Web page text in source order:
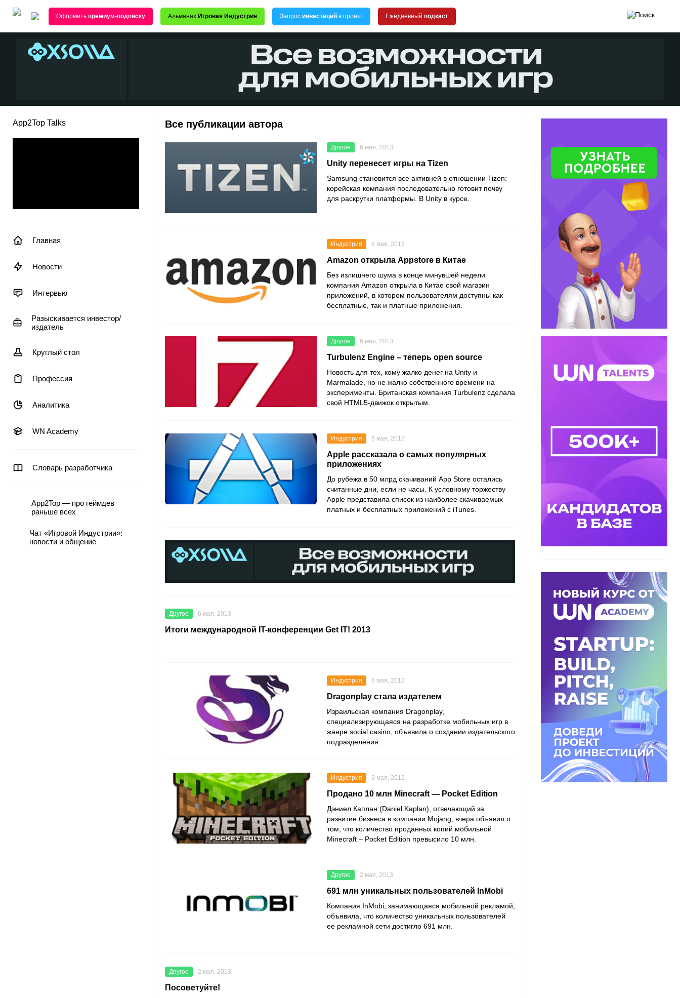
Оформить премиум-подписку Альманах Игровая Индустрия Запрос инвестиций в проект Ежедневный подкаст
App2Top Talks
Главная
Новости
Интервью
Разыскивается инвестор/
издатель
Круглый стол
Профессия
Аналитика
WN Academy
Словарь разработчика
App2Top — про геймдев
раньше всех
Чат «Игровой Индустрии»:
новости и общение
Все публикации автора
Другое 6 мая, 2013
Unity перенесет игры на Tizen
Samsung становится все активней в отношении Tizen:
корейская компания последовательно готовит почву
для раскрутки платформы. В Unity в курсе.
Индустрия 6 мая, 2013
Amazon открыла Appstore в Китае
Без излишнего шума в конце минувшей недели
компания Amazon открыла в Китае свой магазин
приложений, в котором пользователям доступны как
бесплатные, так и платные приложения.
Другое 6 мая, 2013
Turbulenz Engine – теперь open source
Новость для тех, кому жалко денег на Unity и
Marmalade, но не жалко собственного времени на
эксперименты. Британская компания Turbulenz сделала
свой HTML5-движок открытым.
Индустрия 6 мая, 2013
Apple рассказала о самых популярных
приложениях
До рубежа в 50 млрд скачиваний App Store остались
считанные дни, если не часы. К условному торжеству
Apple представила список из наиболее скачиваемых
платных и бесплатных приложений с iTunes.
Другое 6 мая, 2013
Итоги международной IT-конференции Get IT! 2013
Индустрия 6 мая, 2013
Dragonplay стала издателем
Израильская компания Dragonplay,
специализирующаяся на разработке мобильных игр в
жанре social casino, объявила о создании издательского
подразделения.
Индустрия 3 мая, 2013
Продано 10 млн Minecraft — Pocket Edition
Дэниел Каплан (Daniel Kaplan), отвечающий за
развитие бизнеса в компании Mojang, вчера объявил о
том, что количество проданных копий мобильной
Minecraft – Pocket Edition превысило 10 млн.
Другое 2 мая, 2013
691 млн уникальных пользователей InMobi
Компания InMobi, занимающаяся мобильной рекламой,
объявила, что количество уникальных пользователей
ее рекламной сети достигло 691 млн.
Другое 2 мая, 2013
Посоветуйте!